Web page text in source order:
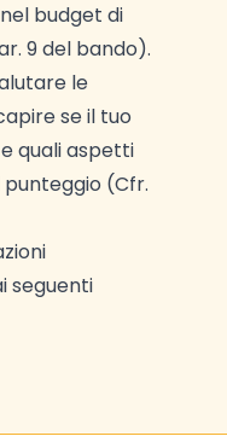
budget di
9 del bando).
le
se il tuo
quali aspetti
(Cfr.
seguenti